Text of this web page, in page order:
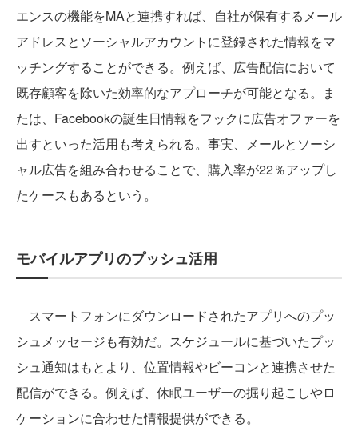
エンスの機能をMAと連携すれば、自社が保有するメール
アドレスとソーシャルアカウントに登録された情報をマ
ッチングすることができる。例えば、広告配信において
既存顧客を除いた効率的なアプローチが可能となる。ま
たは、Facebookの誕生日情報をフックに広告オファーを
出すといった活用も考えられる。事実、メールとソーシ
ャル広告を組み合わせることで、購入率が22％アップし
たケースもあるという。
モバイルアプリのプッシュ活用
スマートフォンにダウンロードされたアプリへのプッ
シュメッセージも有効だ。スケジュールに基づいたプッ
シュ通知はもとより、位置情報やビーコンと連携させた
配信ができる。例えば、休眠ユーザーの掘り起こしやロ
ケーションに合わせた情報提供ができる。